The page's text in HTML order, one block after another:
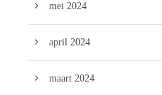
mei 2024
april 2024
maart 2024